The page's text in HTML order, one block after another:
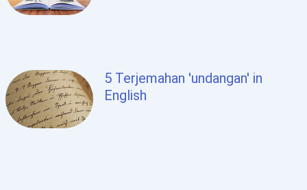
5 Terjemahan 'undangan' in
English